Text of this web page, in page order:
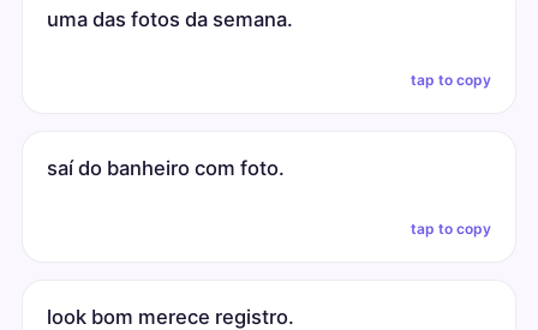
uma das fotos da semana.
tap to copy
saí do banheiro com foto.
tap to copy
look bom merece registro.